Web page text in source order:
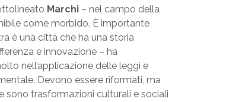
Marchi – nel campo della
come morbido. È importante
è una città che ha una storia
e innovazione – ha
nell’applicazione delle leggi e
Devono essere riformati, ma
sono trasformazioni culturali e sociali